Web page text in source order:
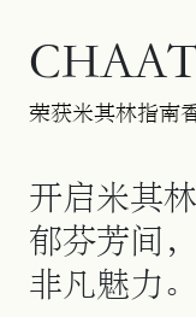
荣获米其林指南
开启米其
郁芬芳间
非凡魅力。